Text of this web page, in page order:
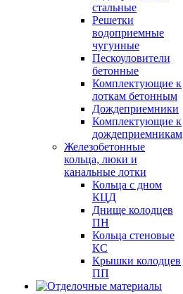
стальные
Решетки
водоприемные
чугунные
Пескоуловители
бетонные
Комплектующие к
лоткам бетонным
Дождеприемники
Комплектующие к
дождеприемникам
Железобетонные
кольца, люки и
канальные лотки
Кольца с дном
КЦД
Днище колодцев
ПН
Кольца стеновые
КС
Крышки колодцев
ПП